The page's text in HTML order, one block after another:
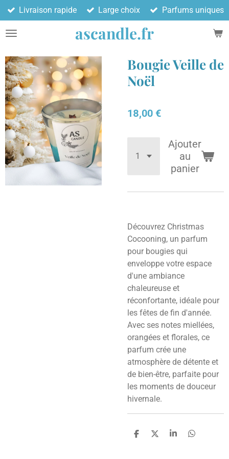
Passer
au
contenu
ascandle.fr
Livraison rapide Large choix Parfums uniques
Bougie Veille de
Noël
18,00 €
Ajouter
au
panier
Découvrez Christmas
Cocooning, un parfum
pour bougies qui
enveloppe votre espace
d'une ambiance
chaleureuse et
réconfortante, idéale pour
les fêtes de fin d'année.
Avec ses notes miellées,
orangées et florales, ce
parfum crée une
atmosphère de détente et
de bien-être, parfaite pour
les moments de douceur
hivernale.
P
P
P
P